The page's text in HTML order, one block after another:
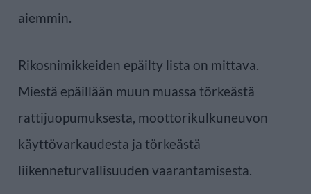
aiemmin.
Rikosnimikkeiden epäilty lista on mittava.
Miestä epäillään muun muassa törkeästä
rattijuopumuksesta, moottorikulkuneuvon
käyttövarkaudesta ja törkeästä
liikenneturvallisuuden vaarantamisesta.